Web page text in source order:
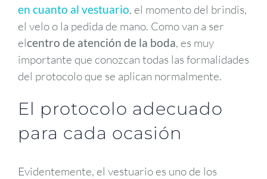
en cuanto al vestuario, el momento del brindis,
el velo o la pedida de mano. Como van a ser
elcentro de atención de la boda, es muy
importante que conozcan todas las formalidades
del protocolo que se aplican normalmente.
El protocolo adecuado
para cada ocasión
Evidentemente, el vestuario es uno de los